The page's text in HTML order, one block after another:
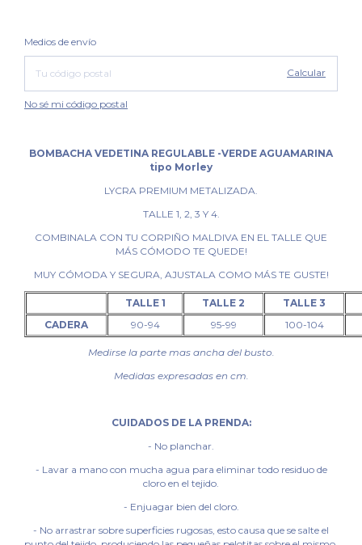
Entregas para el CP:
Medios de envío
Calcular
No sé mi código postal
BOMBACHA VEDETINA REGULABLE -VERDE AGUAMARINA
tipo Morley
LYCRA PREMIUM METALIZADA.
TALLE 1, 2, 3 Y 4.
COMBINALA CON TU CORPIÑO MALDIVA EN EL TALLE QUE
MÁS CÓMODO TE QUEDE!
MUY CÓMODA Y SEGURA, AJUSTALA COMO MÁS TE GUSTE!
TALLE 1 TALLE 2
TALLE 3
CADERA
90-94 95-99 100-104
Medirse la parte mas ancha del busto.
Medidas expresadas en cm.
CUIDADOS DE LA PRENDA:
- No planchar.
- Lavar a mano con mucha agua para eliminar todo residuo de
cloro en el tejido.
- Enjuagar bien del cloro.
- No arrastrar sobre superficies rugosas, esto causa que se salte el